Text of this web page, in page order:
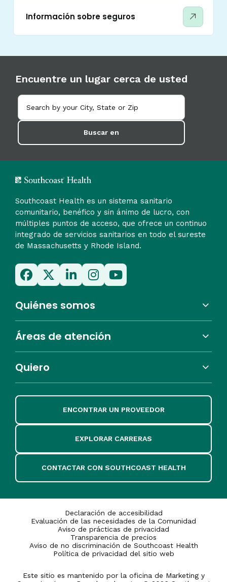
Información sobre seguros
Encuentre un lugar cerca de usted
Buscar en
Southcoast Health es un sistema sanitario
comunitario, benéfico y sin ánimo de lucro, con
múltiples puntos de acceso, que ofrece un continuo
integrado de servicios sanitarios en todo el sureste
de Massachusetts y Rhode Island.
Quiénes somos
Áreas de atención
Quiero
ENCONTRAR UN PROVEEDOR
EXPLORAR CARRERAS
CONTACTAR CON SOUTHCOAST HEALTH
Declaración de accesibilidad
Evaluación de las necesidades de la Comunidad
Aviso de prácticas de privacidad
Transparencia de precios
Aviso de no discriminación de Southcoast Health
Política de privacidad del sitio web
Este sitio es mantenido por la oficina de Marketing y